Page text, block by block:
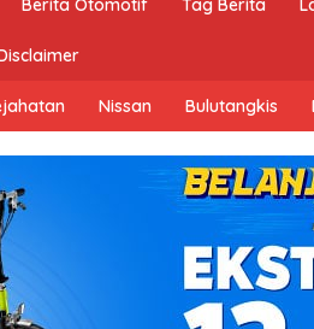
Berita Otomotif Tag Berita
Nissan Bulutangkis